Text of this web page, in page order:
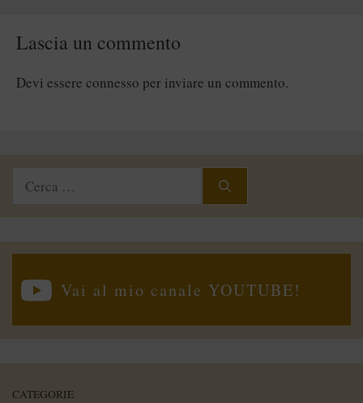
Lascia un commento
Devi essere connesso per inviare un commento.
Vai al mio canale YOUTUBE!
CATEGORIE